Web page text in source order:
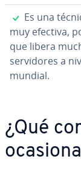
✓
Es una
muy efectiva,
que libera
se­r­vi­do­res a
mundial.
¿Qué